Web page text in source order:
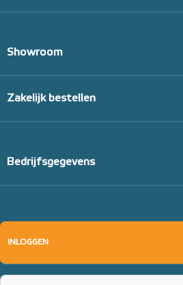
Showroom
Zakelijk bestellen
Bedrijfsgegevens
INLOGGEN